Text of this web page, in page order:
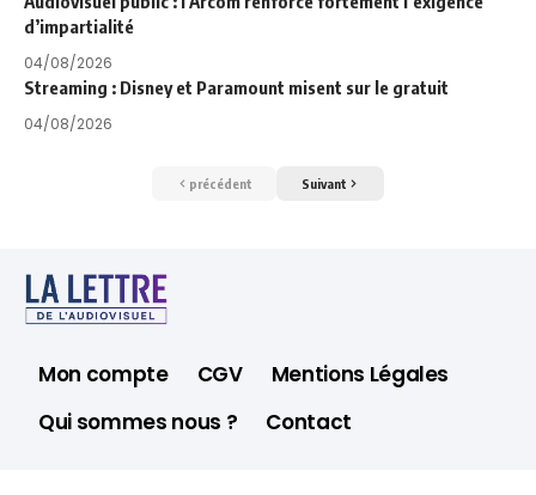
d’impartialité
04/08/2026
Streaming : Disney et Paramount misent sur le gratuit
04/08/2026
précédent Suivant
Mon compte CGV
Mentions Légales
Qui sommes nous ?
Contact